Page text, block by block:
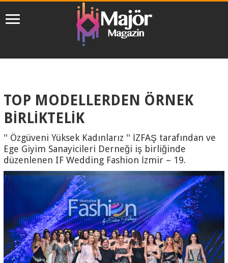
TOP MODELLERDEN ÖRNEK
BİRLİKTELİK
'' Özgüveni Yüksek Kadınlarız '' İZFAŞ tarafından ve
Ege Giyim Sanayicileri Derneği iş birliğinde
düzenlenen IF Wedding Fashion İzmir – 19.